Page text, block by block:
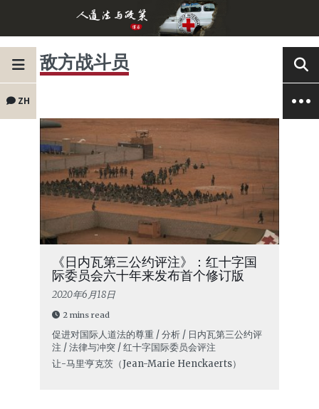
ZH
敌方战斗员
《日内瓦第三公约评注》：红十字国
际委员会六十年来发布首个修订版
2020年6月18日
2 mins read
促进对国际人道法的尊重 / 分析 / 日内瓦第三公约评
注 / 法律与冲突 / 红十字国际委员会评注
让-马里·亨克茨（Jean-Marie Henckaerts）